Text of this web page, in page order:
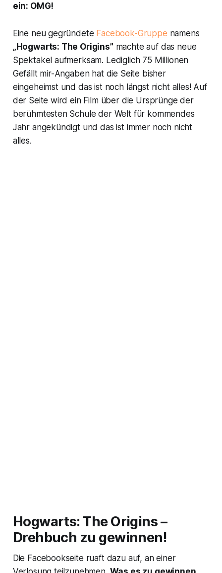
ein: OMG!
Eine neu gegründete Facebook-Gruppe namens
„Hogwarts: The Origins” machte auf das neue
Spektakel aufmerksam. Lediglich 75 Millionen
Gefällt mir-Angaben hat die Seite bisher
eingeheimst und das ist noch längst nicht alles! Auf
der Seite wird ein Film über die Ursprünge der
berühmtesten Schule der Welt für kommendes
Jahr angekündigt und das ist immer noch nicht
alles.
Hogwarts: The Origins –
Drehbuch zu gewinnen!
Die Facebookseite ruaft dazu auf, an einer